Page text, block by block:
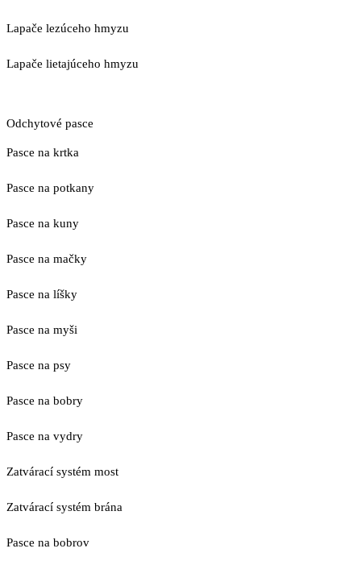
Lapače lezúceho hmyzu
Lapače lietajúceho hmyzu
Odchytové pasce
Pasce na krtka
Pasce na potkany
Pasce na kuny
Pasce na mačky
Pasce na líšky
Pasce na myši
Pasce na psy
Pasce na bobry
Pasce na vydry
Zatvárací systém most
Zatvárací systém brána
Pasce na bobrov